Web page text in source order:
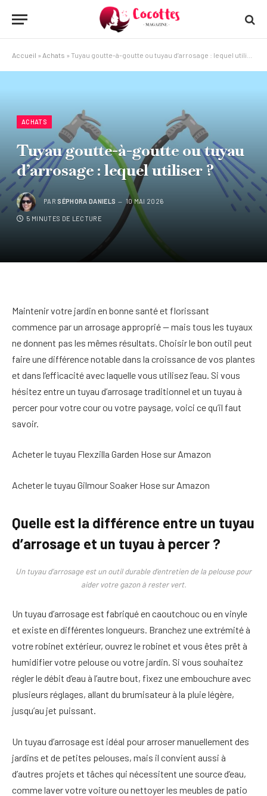
Accueil » Achats » Tuyau goutte-à-goutte ou tuyau d’arrosage : lequel utiliser ?
ACHATS
Tuyau goutte-à-goutte ou tuyau
d’arrosage : lequel utiliser ?
PAR SÉPHORA DANIELS 10 MAI 2026
5 MINUTES DE LECTURE
Maintenir votre jardin en bonne santé et florissant
commence par un arrosage approprié — mais tous les tuyaux
ne donnent pas les mêmes résultats. Choisir le bon outil peut
faire une différence notable dans la croissance de vos plantes
et dans l’efficacité avec laquelle vous utilisez l’eau. Si vous
hésitez entre un tuyau d’arrosage traditionnel et un tuyau à
percer pour votre cour ou votre paysage, voici ce qu’il faut
savoir.
Acheter le tuyau Flexzilla Garden Hose sur Amazon
Acheter le tuyau Gilmour Soaker Hose sur Amazon
Quelle est la différence entre un tuyau
d’arrosage et un tuyau à percer ?
Un tuyau d’arrosage est un outil durable d’entretien de la pelouse pour
aider votre gazon à rester vert.
Un tuyau d’arrosage est fabriqué en caoutchouc ou en vinyle
et existe en différentes longueurs. Branchez une extrémité à
votre robinet extérieur, ouvrez le robinet et vous êtes prêt à
humidifier votre pelouse ou votre jardin. Si vous souhaitez
régler le débit d’eau à l’autre bout, fixez une embouchure avec
plusieurs réglages, allant du brumisateur à la pluie légère,
jusqu’au jet puissant.
Un tuyau d’arrosage est idéal pour arroser manuellement des
jardins et de petites pelouses, mais il convient aussi à
d’autres projets et tâches qui nécessitent une source d’eau,
comme laver votre voiture ou nettoyer les meubles de patio